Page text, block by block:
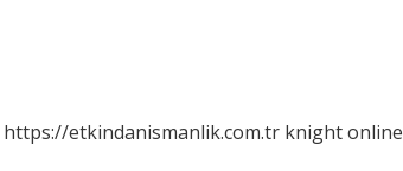
https://etkindanismanlik.com.tr knight online